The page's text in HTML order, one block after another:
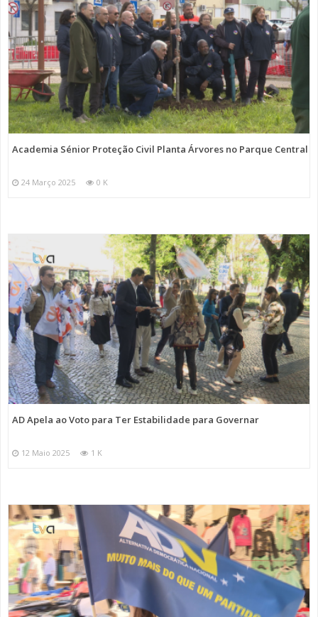
Academia Sénior Proteção Civil Planta Árvores no Parque Central
24 Março 2025 0 K
AD Apela ao Voto para Ter Estabilidade para Governar
12 Maio 2025 1 K